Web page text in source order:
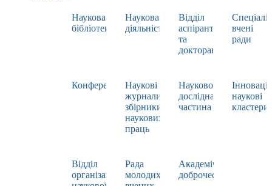
Наукова
бібліотека
Наукова
діяльність
Відділ
аспірантури
та
докторантури
вчені
ради
Конференції
Наукові
журнали,
збірники
наукових
праць
Науково-
дослідна
частина
наукові
кластери
Відділ
організації
Рада
молодих
Академічна
доброчесність